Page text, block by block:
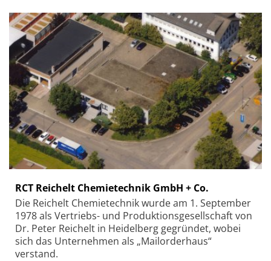
RCT Reichelt Chemietechnik GmbH + Co.
Die Reichelt Chemietechnik wurde am 1. September
1978 als Vertriebs- und Produktionsgesellschaft von
Dr. Peter Reichelt in Heidelberg gegründet, wobei
sich das Unternehmen als „Mailorderhaus“
verstand.